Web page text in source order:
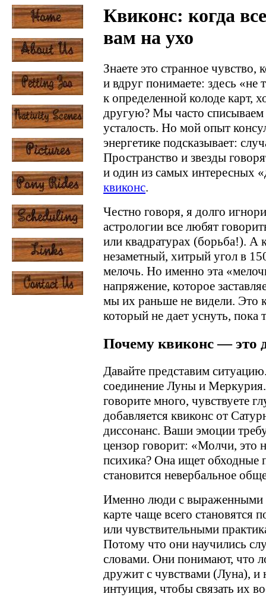
Квиконс: когда
вам на ухо
Знаете это странное чувство,
и вдруг понимаете: здесь «не
к определенной колоде карт,
другую? Мы часто списываем
усталость. Но мой опыт
энергетике подсказывает:
Пространство и звезды
и один из самых интересных
квиконс.
Честно говоря, я долго
астрологии все любят
или квадратурах (борьба!). А
незаметный, хитрый угол в
мелочь. Но именно эта
напряжение, которое
мы их раньше не видели. Это
который не дает уснуть, пока
Почему квиконс — это
Давайте представим
соединение Луны и
говорите много, чувствуете
добавляется квиконс от
диссонанс. Ваши эмоции
цензор говорит: «Молчи, это
психика? Она ищет обходные
становится невербальное
Именно люди с выраженными
карте чаще всего становятся
или чувствительными
Потому что они научились
словами. Они понимают, что
дружит с чувствами (Луна),
интуиция, чтобы связать их